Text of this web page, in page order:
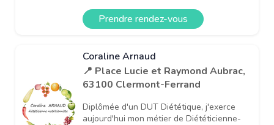
Prendre rendez-vous
Coraline Arnaud
📍 Place Lucie et Raymond Aubrac,
63100 Clermont-Ferrand
Diplômée d'un DUT Diététique, j'exerce
aujourd'hui mon métier de Diététicienne-